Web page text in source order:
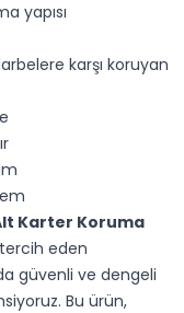
yapısı
karşı koruyan
Karter Koruma
eden
güvenli ve dengeli
Bu ürün,